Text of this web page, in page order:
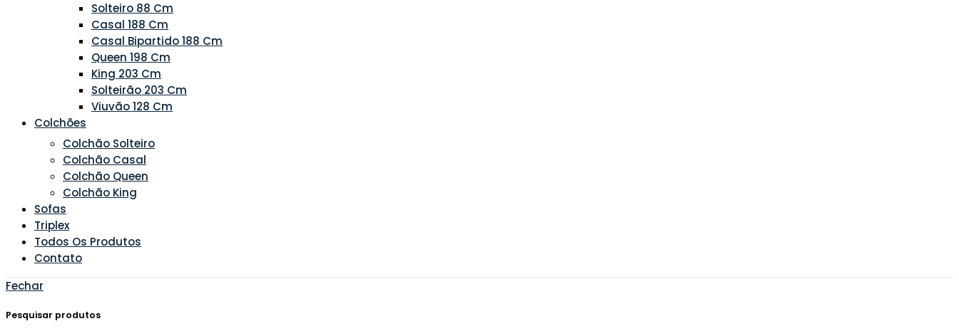
Solteiro 88 Cm
Casal 188 Cm
Casal Bipartido 188 Cm
Queen 198 Cm
King 203 Cm
Solteirão 203 Cm
Viuvão 128 Cm
Colchões
Colchão Solteiro
Colchão Casal
Colchão Queen
Colchão King
Sofas
Triplex
Todos Os Produtos
Contato
Fechar
Pesquisar produtos